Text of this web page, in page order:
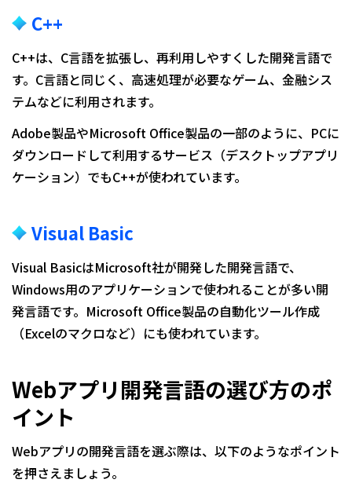
C++
C++は、C言語を拡張し、再利用しやすくした開発言語で
す。C言語と同じく、高速処理が必要なゲーム、金融シス
テムなどに利用されます。
Adobe製品やMicrosoft Office製品の一部のように、PCに
ダウンロードして利用するサービス（デスクトップアプリ
ケーション）でもC++が使われています。
Visual Basic
Visual BasicはMicrosoft社が開発した開発言語で、
Windows用のアプリケーションで使われることが多い開
発言語です。Microsoft Office製品の自動化ツール作成
（Excelのマクロなど）にも使われています。
Webアプリ開発言語の選び方のポ
イント
Webアプリの開発言語を選ぶ際は、以下のようなポイント
を押さえましょう。